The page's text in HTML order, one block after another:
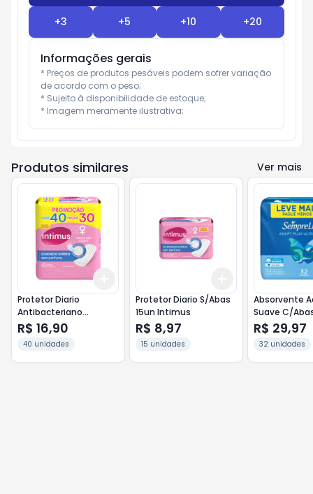
+3 +5 +10 +20
Informações gerais
* Preços de produtos pesáveis podem sofrer variação
de acordo com o peso;
* Sujeito à disponibilidade de estoque;
* Imagem meramente ilustrativa;
Produtos similares Ver mais
Add
Protetor Diario
Antibacteriano
S/Perfume LV40PG30
Intimus
R$ 16,90
40 unidades
+5 +10
Protetor Diario S/Abas
15un Intimus
R$ 8,97
15 unidades
Absorvente
Suave C/
Sempre Livre
R$ 29,97
32 unidades